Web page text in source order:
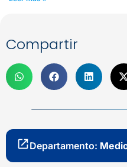
Compartir
Departamento: